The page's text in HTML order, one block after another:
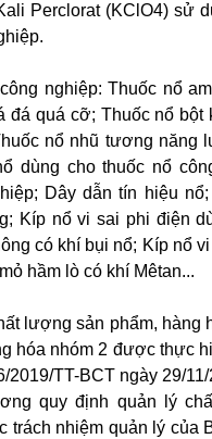
Perclorat (KClO4) sử
nghiệp: Thuốc nổ
đá quá cỡ; Thuốc nổ bột
nổ nhũ tương năng
dùng cho thuốc nổ
Dây dẫn tín hiệu
Kíp nổ vi sai phi điện
có khí bụi nổ; Kíp nổ
hầm lò có khí Mêtan...
lượng sản phẩm, hàng
hóa nhóm 2 được thực
2019/TT-BCT ngày 29/
quy định quản lý
trách nhiệm quản lý của